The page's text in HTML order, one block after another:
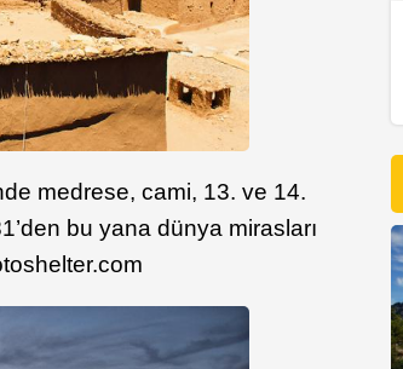
medrese, cami, 13. ve 14.
bu yana dünya mirasları